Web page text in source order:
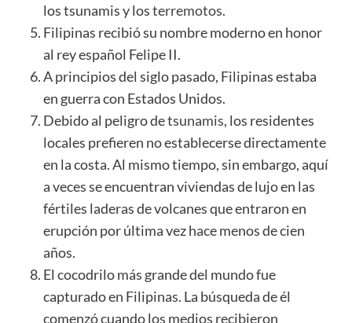
los tsunamis y losterremotos.
Filipinas recibió su nombre moderno en honor
al rey español Felipe II.
A principios del siglo pasado, Filipinas estaba
en guerra con Estados Unidos.
Debido al peligro detsunamis, los residentes
locales prefieren no establecerse directamente
en la costa. Al mismo tiempo, sin embargo, aquí
a veces se encuentran viviendas de lujo en las
fértiles laderas de volcanes que entraron en
erupción por última vez hace menos de cien
años.
El cocodrilo más grande del mundo fue
capturado en Filipinas. La búsqueda de él
comenzó cuando los medios recibieron